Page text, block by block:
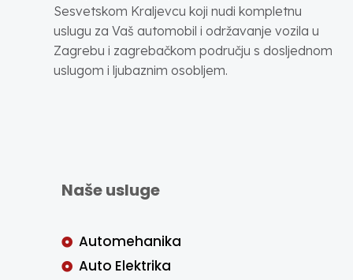
Sesvetskom Kraljevcu koji nudi kompletnu
uslugu za Vaš automobil i održavanje vozila u
Zagrebu i zagrebačkom području s dosljednom
uslugom i ljubaznim osobljem.
Naše usluge
Automehanika
Auto Elektrika